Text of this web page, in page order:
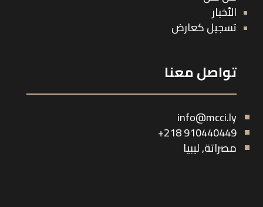
الأخبار
تسجيل كعارض
تواصل معنا
info@mcci.ly
910440449 218+
مصراتة, ليبيا